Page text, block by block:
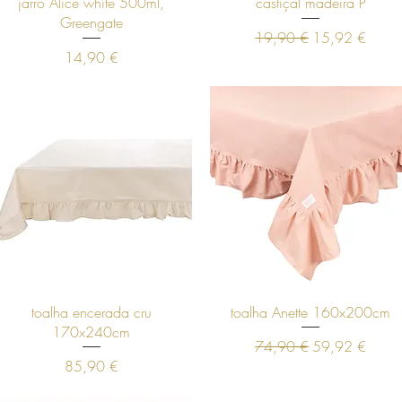
Greengate
Preço
14,90 €
Preço normal
19,90 € Preço
15,92 €
Visualização rápida
toalha encerada cru
170x240cm
Preço
85,90 €
Visualização rápida
toalha Anette 160x200cm
Preço normal
74,90 €Preço
59,92 €